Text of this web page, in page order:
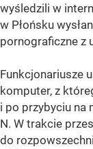
wyśledzili w
w Płońsku
pornograficzne z
Funkcjonariusze
komputer, z
i po przybyciu na
N. W trakcie
do